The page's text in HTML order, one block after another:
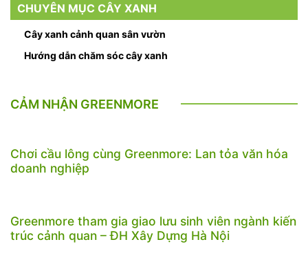
CHUYÊN MỤC CÂY XANH
Cây xanh cảnh quan sân vườn
Hướng dẫn chăm sóc cây xanh
CẢM NHẬN GREENMORE
Chơi cầu lông cùng Greenmore: Lan tỏa văn hóa
doanh nghiệp
Greenmore tham gia giao lưu sinh viên ngành kiến
trúc cảnh quan – ĐH Xây Dựng Hà Nội